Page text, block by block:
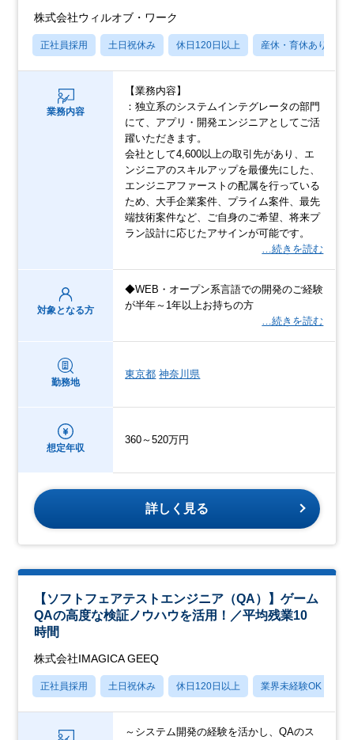
株式会社ウィルオブ・ワーク
正社員採用 土日祝休み 休日120日以上 産休・育休あり
業務内容
【業務内容】
：独立系のシステムインテグレータの部門
にて、アプリ・開発エンジニアとしてご活
躍いただきます。
会社として4,600以上の取引先があり、エ
ンジニアのスキルアップを最優先にした、
エンジニアファーストの配属を行っている
ため、大手企業案件、プライム案件、最先
端技術案件など、ご自身のご希望、将来プ
ラン設計に応じたアサインが可能です。
…続きを読む
対象となる方
◆WEB・オープン系言語での開発のご経験
が半年～1年以上お持ちの方
…続きを読む
勤務地
東京都 神奈川県
想定年収
360～520万円
詳しく見る
【ソフトフェアテストエンジニア（QA）】ゲーム
QAの高度な検証ノウハウを活用！／平均残業10
時間
株式会社IMAGICA GEEQ
正社員採用 土日祝休み 休日120日以上 業界未経験OK
～システム開発の経験を活かし、QAのス